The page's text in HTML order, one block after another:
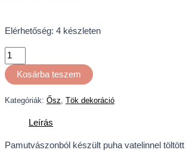
Elérhetőség: 4 készleten
Kosárba teszem
Kategóriák: Ősz, Tök dekoráció
Leírás
Pamutvászonból készült puha vatelinnel